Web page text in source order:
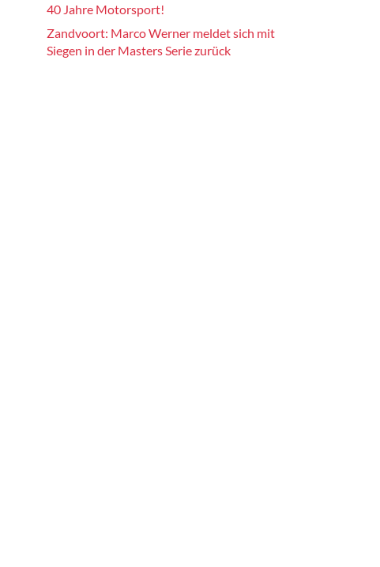
40 Jahre Motorsport!
Zandvoort: Marco Werner meldet sich mit
Siegen in der Masters Serie zurück